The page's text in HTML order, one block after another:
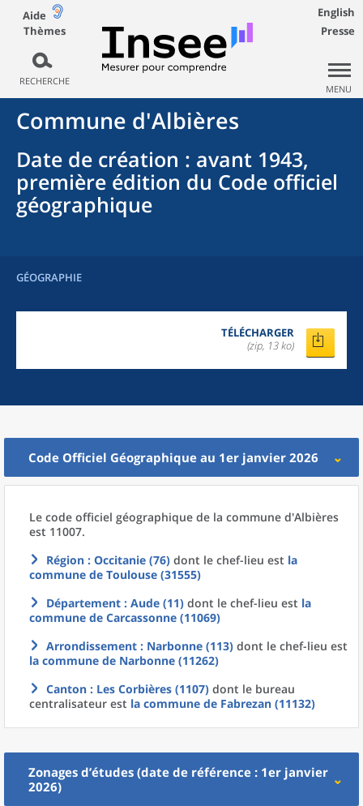
Aide
Thèmes
RECHERCHE
English
Presse
MENU
Commune d'Albières
Date de création : avant 1943,
première édition du Code officiel
géographique
GÉOGRAPHIE
TÉLÉCHARGER
(zip, 13 ko)
Code Officiel Géographique au 1er janvier 2026
Le code officiel géographique de la commune d'Albières
est 11007.
Région : Occitanie (76) dont le chef-lieu est la
commune de Toulouse (31555)
Département : Aude (11) dont le chef-lieu est la
commune de Carcassonne (11069)
Arrondissement : Narbonne (113) dont le chef-lieu est
la commune de Narbonne (11262)
Canton : Les Corbières (1107) dont le bureau
centralisateur est la commune de Fabrezan (11132)
Zonages d’études (date de référence : 1er janvier
2026)